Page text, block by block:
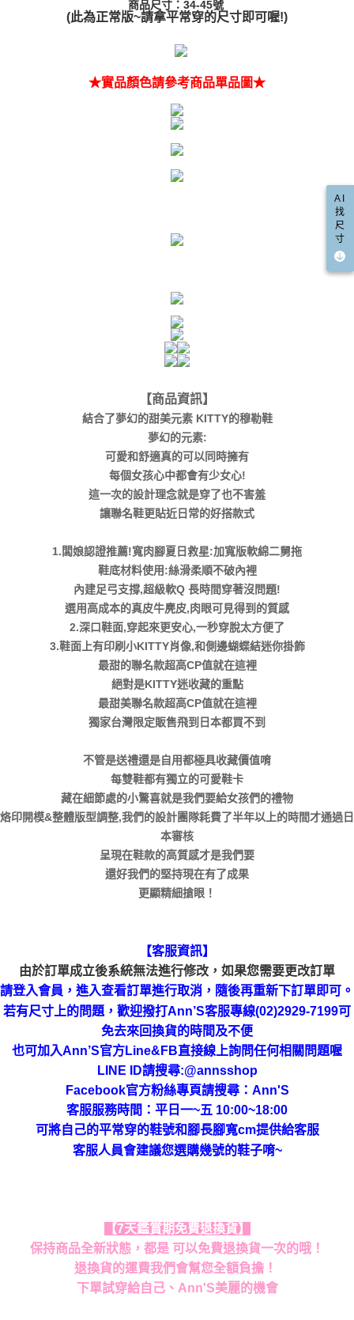
請求用戶進行身份認證。
５．嚴禁一人註冊多個帳號或使用他人資訊註冊。若發現惡意使用之情形，
商品尺寸：34-45號
(此為正常版~請拿平常穿的尺寸即可喔!)
★實品顏色請參考商品單品圖★
【商品資訊】
結合了夢幻的甜美元素 KITTY的穆勒鞋
夢幻的元素:
可愛和舒適真的可以同時擁有
每個女孩心中都會有少女心!
這一次的設計理念就是穿了也不害羞
讓聯名鞋更貼近日常的好搭款式
1.闆娘認證推薦!寬肉腳夏日救星:加寬版軟綿二舅拖
鞋底材料使用:絲滑柔順不破內裡
內建足弓支撐,超級軟Q 長時間穿著沒問題!
選用高成本的真皮牛麂皮,肉眼可見得到的質感
2.深口鞋面,穿起來更安心,一秒穿脫太方便了
3.鞋面上有印刷小KITTY肖像,和側邊蝴蝶結迷你掛飾
最甜的聯名款超高CP值就在這裡
絕對是KITTY迷收藏的重點
最甜美聯名款超高CP值就在這裡
獨家台灣限定販售飛到日本都買不到
不管是送禮還是自用都極具收藏價值唷
每雙鞋都有獨立的可愛鞋卡
藏在細節處的小驚喜就是我們要給女孩們的禮物
烙印開模&整體版型調整,我們的設計團隊耗費了半年以上的時間才通過日
本審核
呈現在鞋款的高質感才是我們要
還好我們的堅持現在有了成果
更顯精細搶眼！
【客服資訊】
由於訂單成立後系統無法進行修改，如果您需要更改訂單
請登入會員，進入查看訂單進行取消，隨後再重新下訂單即可。
若有尺寸上的問題，歡迎撥打Ann’S客服專線(02)2929-7199可
免去來回換貨的時間及不便
也可加入Ann’S官方Line&FB直接線上詢問任何相關問題喔
LINE ID請搜尋:@annsshop
Facebook官方粉絲專頁請搜尋：Ann'S
客服服務時間：平日一~五 10:00~18:00
可將自己的平常穿的鞋號和腳長腳寬cm提供給客服
客服人員會建議您選購幾號的鞋子唷~
【7天鑑賞期免費退換貨】
保持商品全新狀態，都是 可以免費退換貨一次的哦！
退換貨的運費我們會幫您全額負擔！
下單試穿給自己、Ann'S美麗的機會
AI
找
尺
寸